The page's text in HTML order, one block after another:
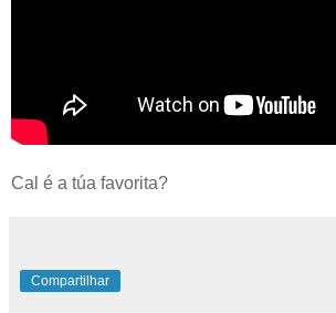
Cal é a túa favorita?
Compartilhar